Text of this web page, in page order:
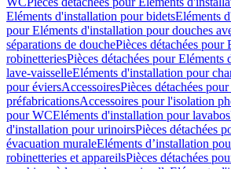
Eléments d'installation pour bidetsEléments
pour Eléments d'installation pour douches
séparations de douchePièces détachées pour
robinetteriesPièces détachées pour
lave-vaisselleEléments d'installation pour
pour éviersAccessoiresPièces détachées
préfabricationsAccessoires pour l'isolation
pour WCEléments d'installation pour lavabos
d'installation pour urinoirsPièces détachées
évacuation muraleEléments d’installation
robinetteries et appareilsPièces détachées